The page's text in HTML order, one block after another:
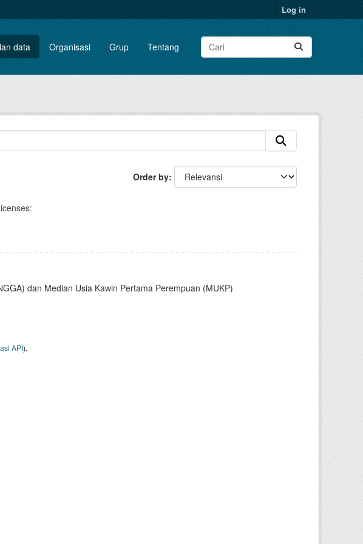
Log in
data Organisasi Grup Tentang
Order by
dan Median Usia Kawin Pertama Perempuan (MUKP)
API).